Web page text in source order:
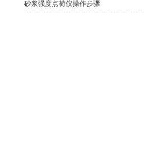
砂浆强度点荷仪操作步骤